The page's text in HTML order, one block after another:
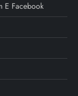
E Facebook